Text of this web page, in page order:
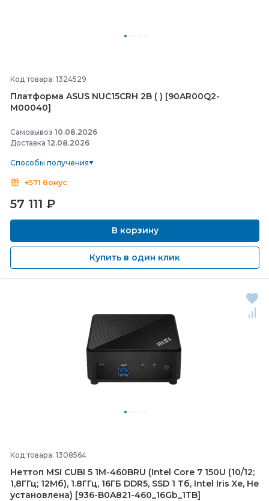
Код товара: 1324529
Платформа ASUS NUC15CRH 2B ( ) [90AR00Q2-
M00040]
Самовывоз 10.08.2026
Доставка 12.08.2026
Способы получения
+571 бонус
57 111 ₽
В корзину
Купить в один клик
Код товара: 1308564
Неттоп MSI CUBI 5 1M-460BRU (Intel Core 7 150U (10/12;
1,8ГГц; 12Мб), 1.8ГГц, 16ГБ DDR5, SSD 1 Тб, Intel Iris Xe, Не
установлена) [936-B0A821-460_16Gb_1TB]